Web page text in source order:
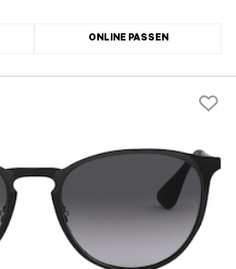
ONLINE PASSEN